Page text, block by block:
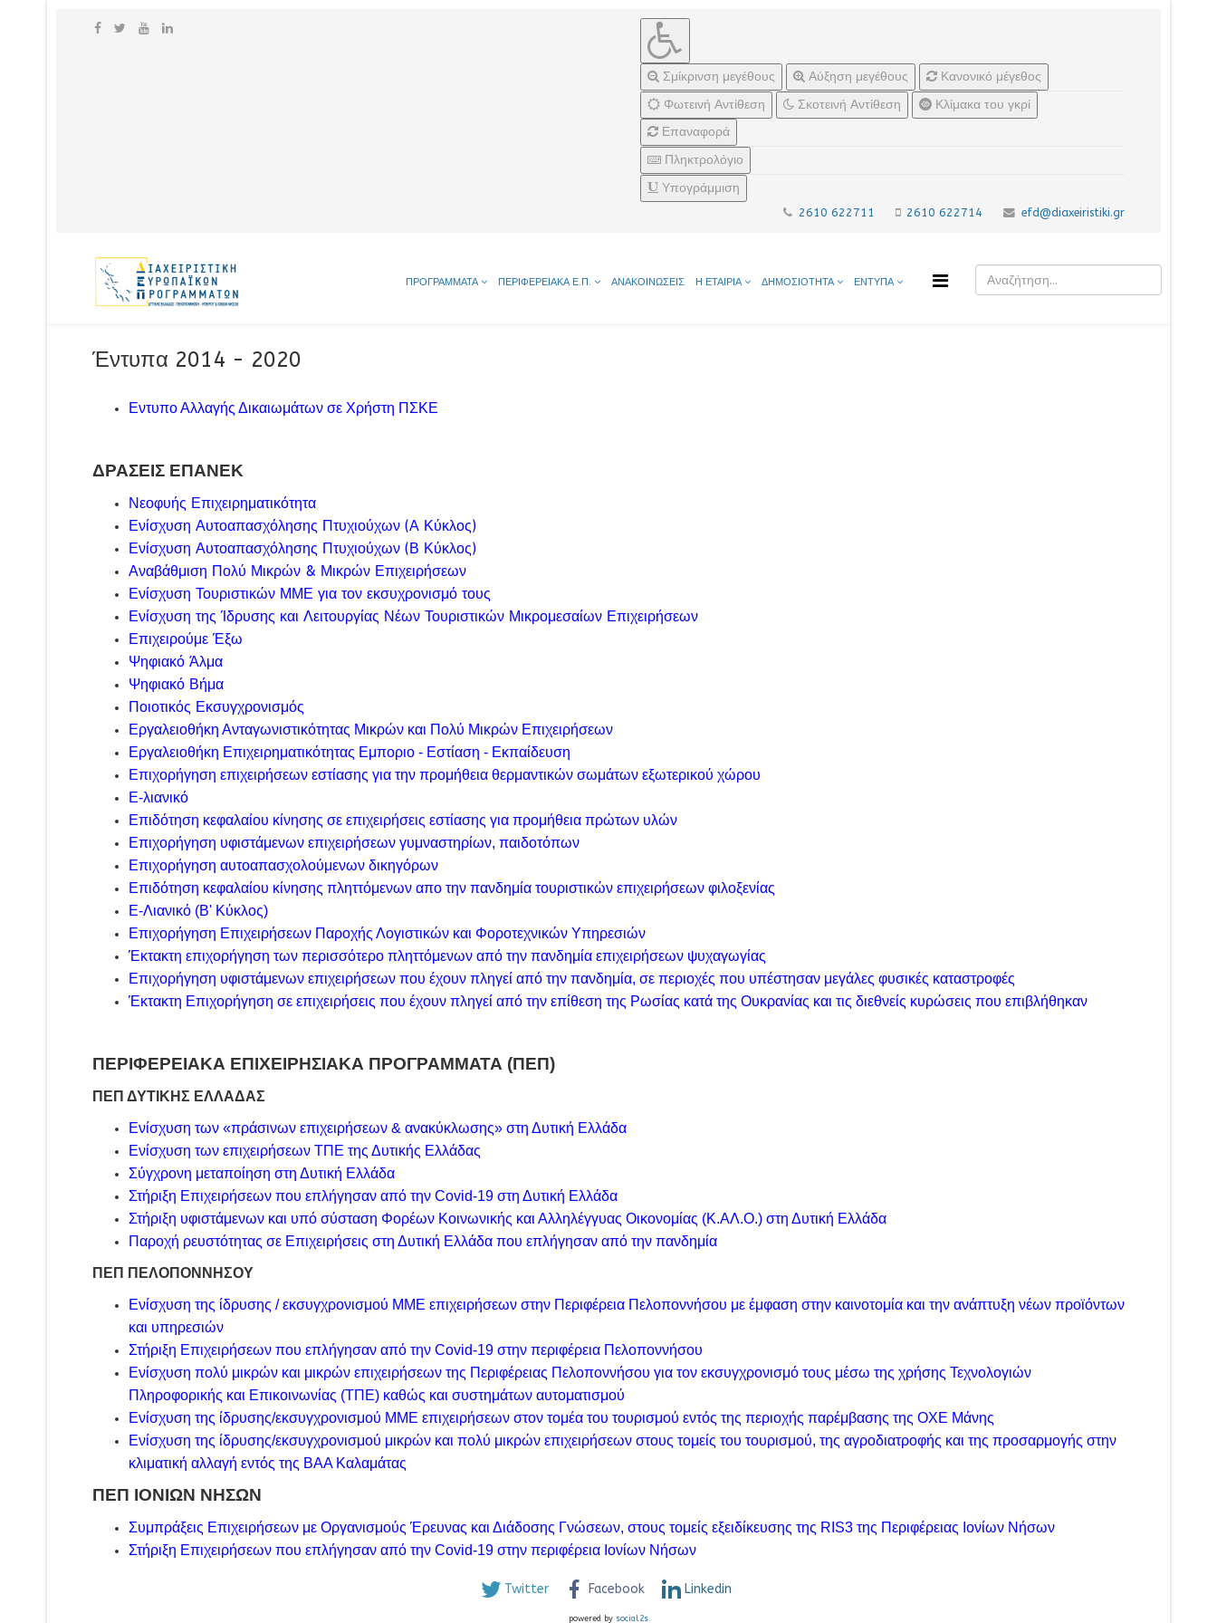
Σμίκρινση μεγέθους Αύξηση μεγέθους
Κανονικό μέγεθος
Φωτεινή Αντίθεση
Σκοτεινή Αντίθεση
Κλίμακα του γκρί
Επαναφορά
Πληκτρολόγιο
Υπογράμμιση
2610 622711 2610 622714 efd@diaxeiristiki.gr
ΠΡΟΓΡΑΜΜΑΤΑ ΠΕΡΙΦΕΡΕΙΑΚΑ Ε.Π. ΑΝΑΚΟΙΝΩΣΕΙΣ Η ΕΤΑΙΡΙΑ ΔΗΜΟΣΙΟΤΗΤΑ ΕΝΤΥΠΑ
Έντυπα 2014 - 2020
Εντυπο Αλλαγής Δικαιωμάτων σε Χρήστη ΠΣΚΕ
ΔΡΑΣΕΙΣ ΕΠΑΝΕΚ
Νεοφυής Επιχειρηματικότητα
Ενίσχυση Αυτοαπασχόλησης Πτυχιούχων (Α Κύκλος)
Ενίσχυση Αυτοαπασχόλησης Πτυχιούχων (Β Κύκλος)
Αναβάθμιση Πολύ Μικρών & Μικρών Επιχειρήσεων
Ενίσχυση Τουριστικών ΜΜΕ για τον εκσυχρονισμό τους
Ενίσχυση της Ίδρυσης και Λειτουργίας Νέων Τουριστικών Μικρομεσαίων Επιχειρήσεων
Επιχειρούμε Έξω
Ψηφιακό Άλμα
Ψηφιακό Βήμα
Ποιοτικός Εκσυγχρονισμός
Εργαλειοθήκη Ανταγωνιστικότητας Μικρών και Πολύ Μικρών Επιχειρήσεων
Εργαλειοθήκη Επιχειρηματικότητας Εμποριο - Εστίαση - Εκπαίδευση
Επιχορήγηση επιχειρήσεων εστίασης για την προμήθεια θερμαντικών σωμάτων εξωτερικού χώρου
Ε-λιανικό
Επιδότηση κεφαλαίου κίνησης σε επιχειρήσεις εστίασης για προμήθεια πρώτων υλών
Επιχορήγηση υφιστάμενων επιχειρήσεων γυμναστηρίων, παιδοτόπων
Επιχορήγηση αυτοαπασχολούμενων δικηγόρων
Επιδότηση κεφαλαίου κίνησης πληττόμενων απο την πανδημία τουριστικών επιχειρήσεων φιλοξενίας
Ε-Λιανικό (Β' Κύκλος)
Επιχορήγηση Επιχειρήσεων Παροχής Λογιστικών και Φοροτεχνικών Υπηρεσιών
Έκτακτη επιχορήγηση των περισσότερο πληττόμενων από την πανδημία επιχειρήσεων ψυχαγωγίας
Επιχορήγηση υφιστάμενων επιχειρήσεων που έχουν πληγεί από την πανδημία, σε περιοχές που υπέστησαν μεγάλες φυσικές καταστροφές
Έκτακτη Επιχορήγηση σε επιχειρήσεις που έχουν πληγεί από την επίθεση της Ρωσίας κατά της Ουκρανίας και τις διεθνείς κυρώσεις που επιβλήθηκαν
ΠΕΡΙΦΕΡΕΙΑΚΑ ΕΠΙΧΕΙΡΗΣΙΑΚΑ ΠΡΟΓΡΑΜΜΑΤΑ (ΠΕΠ)
ΠΕΠ ΔΥΤΙΚΗΣ ΕΛΛΑΔΑΣ
Ενίσχυση των «πράσινων επιχειρήσεων & ανακύκλωσης» στη Δυτική Ελλάδα
Ενίσχυση των επιχειρήσεων ΤΠΕ της Δυτικής Ελλάδας
Σύγχρονη μεταποίηση στη Δυτική Ελλάδα
Στήριξη Επιχειρήσεων που επλήγησαν από την Covid-19 στη Δυτική Ελλάδα
Στήριξη υφιστάμενων και υπό σύσταση Φορέων Κοινωνικής και Αλληλέγγυας Οικονομίας (Κ.ΑΛ.Ο.) στη Δυτική Ελλάδα
Παροχή ρευστότητας σε Επιχειρήσεις στη Δυτική Ελλάδα που επλήγησαν από την πανδημία
ΠΕΠ ΠΕΛΟΠΟΝΝΗΣΟΥ
Ενίσχυση της ίδρυσης / εκσυγχρονισμού ΜΜΕ επιχειρήσεων στην Περιφέρεια Πελοποννήσου με έμφαση στην καινοτομία και την ανάπτυξη νέων προϊόντων
και υπηρεσιών
Στήριξη Επιχειρήσεων που επλήγησαν από την Covid-19 στην περιφέρεια Πελοποννήσου
Ενίσχυση πολύ μικρών και μικρών επιχειρήσεων της Περιφέρειας Πελοποννήσου για τον εκσυγχρονισμό τους μέσω της χρήσης Τεχνολογιών
Πληροφορικής και Επικοινωνίας (ΤΠΕ) καθώς και συστημάτων αυτοματισμού
Ενίσχυση της ίδρυσης/εκσυγχρονισμού ΜΜΕ επιχειρήσεων στον τομέα του τουρισμού εντός της περιοχής παρέμβασης της ΟΧΕ Μάνης
Ενίσχυση της ίδρυσης/εκσυγχρονισμού μικρών και πολύ μικρών επιχειρήσεων στους τομείς του τουρισμού, της αγροδιατροφής και της προσαρμογής στην
κλιματική αλλαγή εντός της ΒΑΑ Καλαμάτας
ΠΕΠ ΙΟΝΙΩΝ ΝΗΣΩΝ
Συμπράξεις Επιχειρήσεων με Οργανισμούς Έρευνας και Διάδοσης Γνώσεων, στους τομείς εξειδίκευσης της RIS3 της Περιφέρειας Ιονίων Νήσων
Στήριξη Επιχειρήσεων που επλήγησαν από την Covid-19 στην περιφέρεια Ιονίων Νήσων
Twitter Facebook Linkedin
powered by social2s